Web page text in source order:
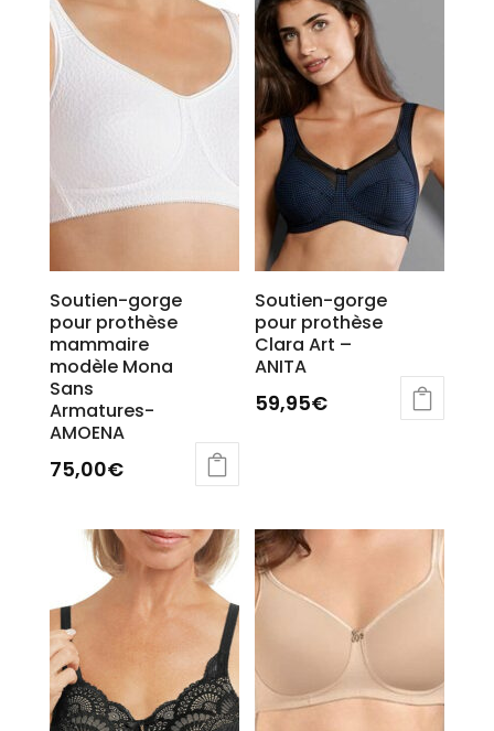
variations.
Les
options
peuvent
être
la
page
du
Soutien-gorge
pour prothèse
mammaire
modèle Mona
Sans
Armatures-
AMOENA
75,00€
Soutien-gorge
pour prothèse
Clara Art –
ANITA
59,95€
variations.
Les
options
peuvent
sur
page